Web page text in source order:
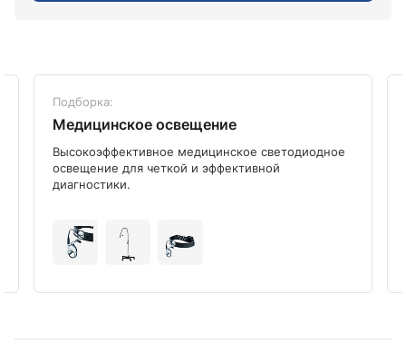
Подборка:
Медицинское освещение
Высокоэффективное медицинское светодиодное
освещение для четкой и эффективной
диагностики.